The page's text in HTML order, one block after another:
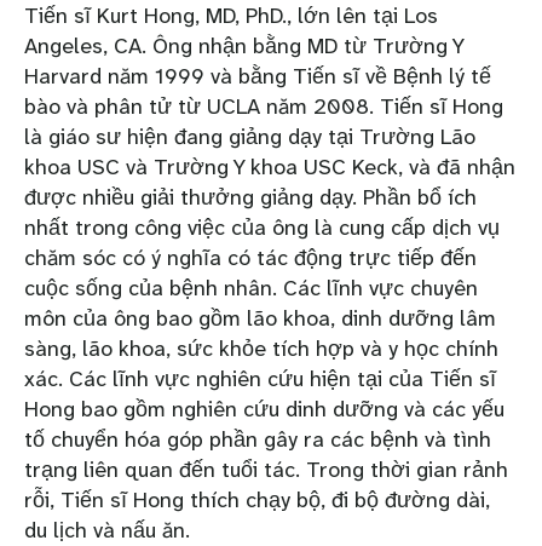
Tiến sĩ Kurt Hong, MD, PhD., lớn lên tại Los
Angeles, CA. Ông nhận bằng MD từ Trường Y
Harvard năm 1999 và bằng Tiến sĩ về Bệnh lý tế
bào và phân tử từ UCLA năm 2008. Tiến sĩ Hong
là giáo sư hiện đang giảng dạy tại Trường Lão
khoa USC và Trường Y khoa USC Keck, và đã nhận
được nhiều giải thưởng giảng dạy. Phần bổ ích
nhất trong công việc của ông là cung cấp dịch vụ
chăm sóc có ý nghĩa có tác động trực tiếp đến
cuộc sống của bệnh nhân. Các lĩnh vực chuyên
môn của ông bao gồm lão khoa, dinh dưỡng lâm
sàng, lão khoa, sức khỏe tích hợp và y học chính
xác. Các lĩnh vực nghiên cứu hiện tại của Tiến sĩ
Hong bao gồm nghiên cứu dinh dưỡng và các yếu
tố chuyển hóa góp phần gây ra các bệnh và tình
trạng liên quan đến tuổi tác. Trong thời gian rảnh
rỗi, Tiến sĩ Hong thích chạy bộ, đi bộ đường dài,
du lịch và nấu ăn.